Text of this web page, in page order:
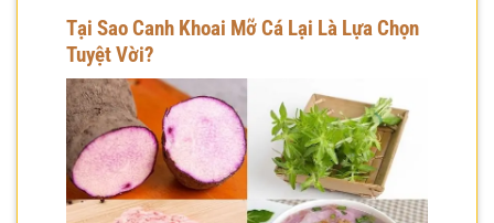
Tại Sao Canh Khoai Mỡ Cá Lại Là Lựa Chọn
Tuyệt Vời?